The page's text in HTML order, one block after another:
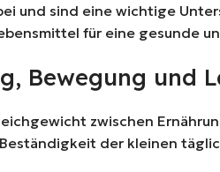
und sind eine wichtige
für eine gesunde
Bewegung und
zwischen
der kleinen